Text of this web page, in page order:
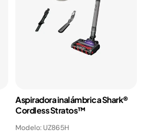
Aspiradora inalámbrica Shark®
Cordless Stratos™
Modelo: UZ865H